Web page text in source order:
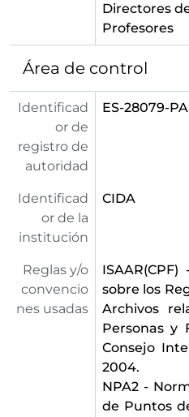
Directores
Profesores
Área de control
Identificad
or de
registro de
autoridad
ES-28079-
Identificad
or de la
institución
CIDA
Reglas y/o
convencio
nes usadas
sobre los
Archivos
Personas y
Consejo
2004.
NPA2 -
de Puntos